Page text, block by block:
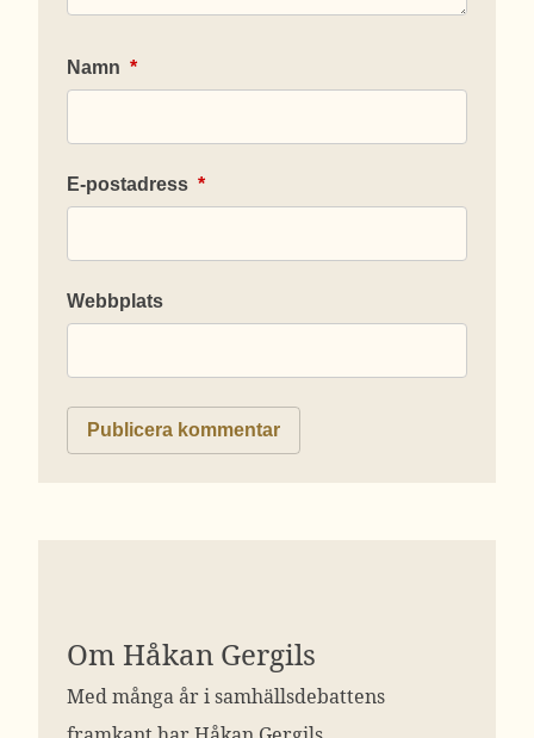
Namn *
E-postadress *
Webbplats
Om Håkan Gergils
Med många år i samhällsdebattens